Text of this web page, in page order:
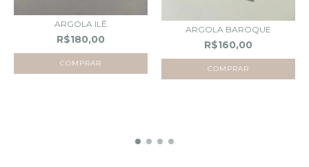
ARGOLA ILÊ
R$180,00
ARGOLA BAROQUE
R$160,00